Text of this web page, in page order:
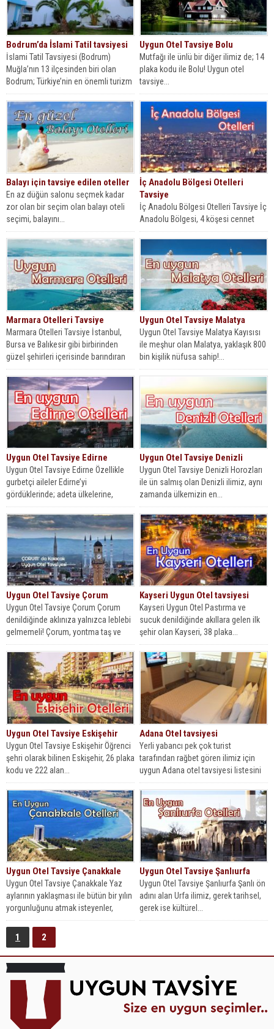
Bodrum’da İslami Tatil tavsiyesi
İslami Tatil Tavsiyesi (Bodrum)
Muğla’nın 13 ilçesinden biri olan
Bodrum; Türkiye’nin en önemli turizm
merkezleri...
Uygun Otel Tavsiye Bolu
Mutfağı ile ünlü bir diğer ilimiz de; 14
plaka kodu ile Bolu! Uygun otel
tavsiye...
Balayı için tavsiye edilen oteller
En az düğün salonu seçmek kadar
zor olan bir seçim olan balayı oteli
seçimi, balayını...
İç Anadolu Bölgesi Otelleri
Tavsiye
İç Anadolu Bölgesi Otelleri Tavsiye İç
Anadolu Bölgesi, 4 köşesi cennet
olan ülkemizin, orta noktasında...
Marmara Otelleri Tavsiye
Marmara Otelleri Tavsiye İstanbul,
Bursa ve Balıkesir gibi birbirinden
güzel şehirleri içerisinde barındıran
Marmara bölgesi,...
Uygun Otel Tavsiye Malatya
Uygun Otel Tavsiye Malatya Kayısısı
ile meşhur olan Malatya, yaklaşık 800
bin kişilik nüfusa sahip!...
Uygun Otel Tavsiye Edirne
Uygun Otel Tavsiye Edirne Özellikle
gurbetçi aileler Edirne’yi
gördüklerinde; adeta ülkelerine,
memleketlerine ayak bastıklarını en...
Uygun Otel Tavsiye Denizli
Uygun Otel Tavsiye Denizli Horozları
ile ün salmış olan Denizli ilimiz, aynı
zamanda ülkemizin en...
Uygun Otel Tavsiye Çorum
Uygun Otel Tavsiye Çorum Çorum
denildiğinde aklınıza yalnızca leblebi
gelmemeli! Çorum, yontma taş ve
cilalı...
Kayseri Uygun Otel tavsiyesi
Kayseri Uygun Otel Pastırma ve
sucuk denildiğinde akıllara gelen ilk
şehir olan Kayseri, 38 plaka...
Uygun Otel Tavsiye Eskişehir
Uygun Otel Tavsiye Eskişehir Öğrenci
şehri olarak bilinen Eskişehir, 26 plaka
kodu ve 222 alan...
Adana Otel tavsiyesi
Yerli yabancı pek çok turist
tarafından rağbet gören ilimiz için
uygun Adana otel tavsiyesi listesini
takdirinize...
Uygun Otel Tavsiye Çanakkale
Uygun Otel Tavsiye Çanakkale Yaz
aylarının yaklaşması ile bütün bir yılın
yorgunluğunu atmak isteyenler,
merak...
Uygun Otel Tavsiye Şanlıurfa
Uygun Otel Tavsiye Şanlıurfa Şanlı ön
adını alan Urfa ilimiz, gerek tarihsel,
gerek ise kültürel...
1 2